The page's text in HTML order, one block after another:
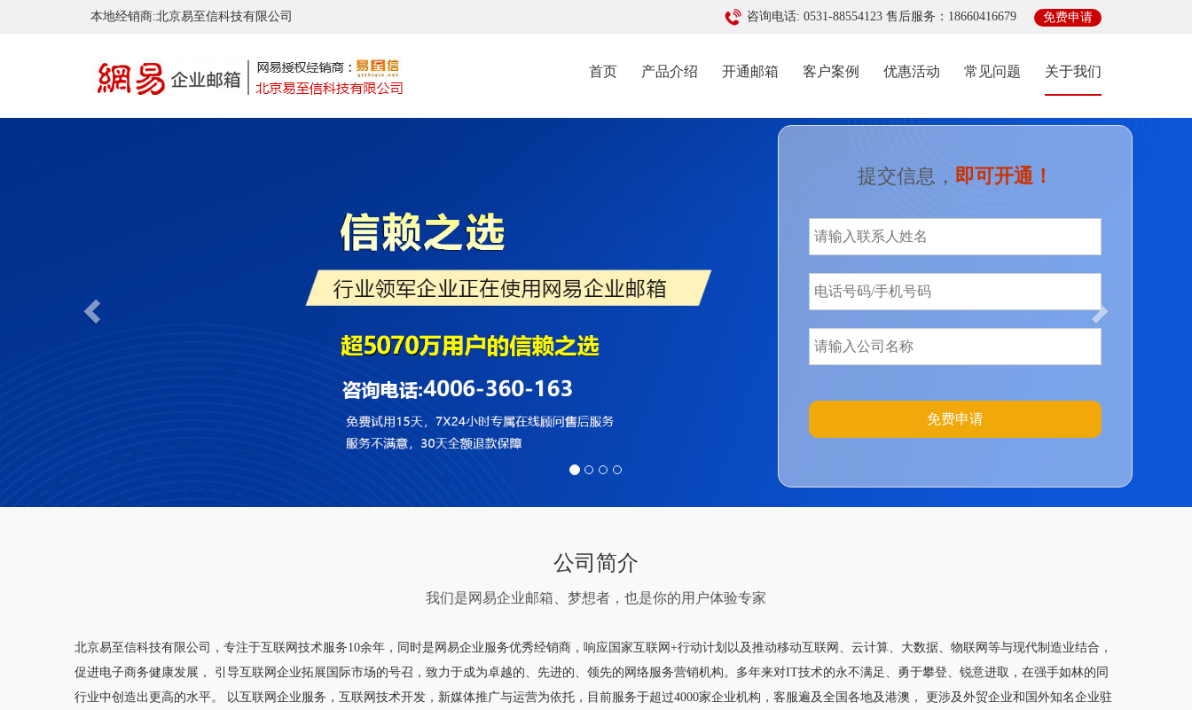
本地经销商:北京易至信科技有限公司 免费申请
咨询电话: 0531-88554123 售后服务：18660416679
首页 产品介绍 开通邮箱 客户案例 优惠活动 常见问题 关于我们
Previous Next
提交信息， 即可开通！
免费申请
公司简介
我们是网易企业邮箱、梦想者，也是你的用户体验专家
北京易至信科技有限公司，专注于互联网技术服务10余年，同时是网易企业服务优秀经销商，响应国家互联网+行动计划以及推动移动互联网、云计算、大数据、物联网等与现代制造业结合，
促进电子商务健康发展， 引导互联网企业拓展国际市场的号召，致力于成为卓越的、先进的、领先的网络服务营销机构。多年来对IT技术的永不满足、勇于攀登、锐意进取，在强手如林的同
行业中创造出更高的水平。 以互联网企业服务，互联网技术开发，新媒体推广与运营为依托，目前服务于超过4000家企业机构，客服遍及全国各地及港澳， 更涉及外贸企业和国外知名企业驻